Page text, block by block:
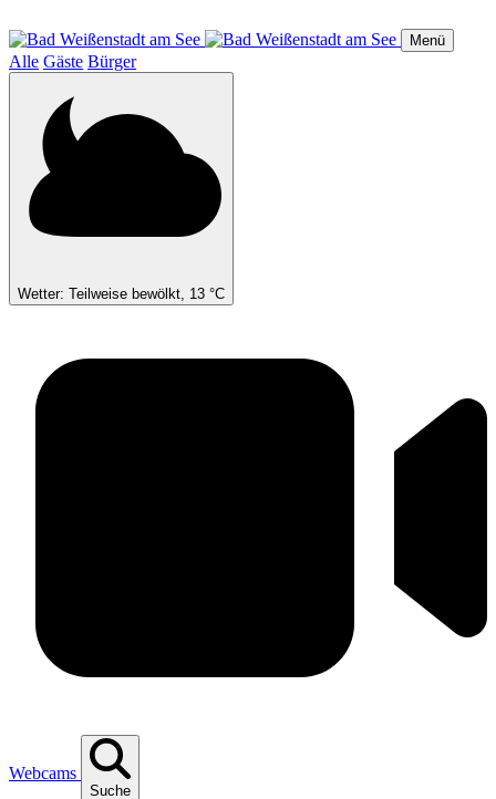
zum
Inhalt
Menü
Alle Gäste Bürger
Wetter: Teilweise bewölkt, 13 °C
Webcams
Suche